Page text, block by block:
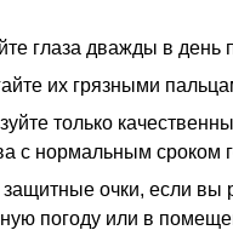
глаза дважды в день
их грязными
только
с нормальным сроком
защитные очки, если вы
погоду или в